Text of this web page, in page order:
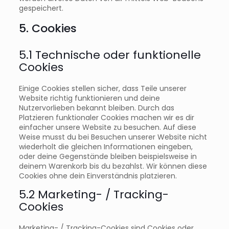
gespeichert.
5. Cookies
5.1 Technische oder funktionelle
Cookies
Einige Cookies stellen sicher, dass Teile unserer
Website richtig funktionieren und deine
Nutzervorlieben bekannt bleiben. Durch das
Platzieren funktionaler Cookies machen wir es dir
einfacher unsere Website zu besuchen. Auf diese
Weise musst du bei Besuchen unserer Website nicht
wiederholt die gleichen Informationen eingeben,
oder deine Gegenstände bleiben beispielsweise in
deinem Warenkorb bis du bezahlst. Wir können diese
Cookies ohne dein Einverständnis platzieren.
5.2 Marketing- / Tracking-
Cookies